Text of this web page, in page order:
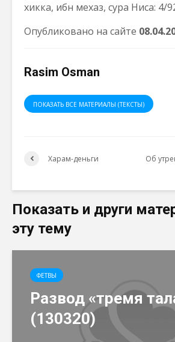
хикка, ибн мехаз, сура Ниса: 4/
Опубликовано на сайте
Rasim Osman
ПОКАЗАТЬ ВСЕ МАТЕРИАЛЫ (ТЕКСТЫ)
Харам-деньги Об
Показать и други
эту тему
ФЕТВЫ
Развод «тремя
(130320)